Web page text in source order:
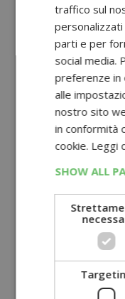
traffico sul
parti e per
social media.
preferenze in
alle
nostro sito
in conformità
cookie. Leggi
SHOW ALL